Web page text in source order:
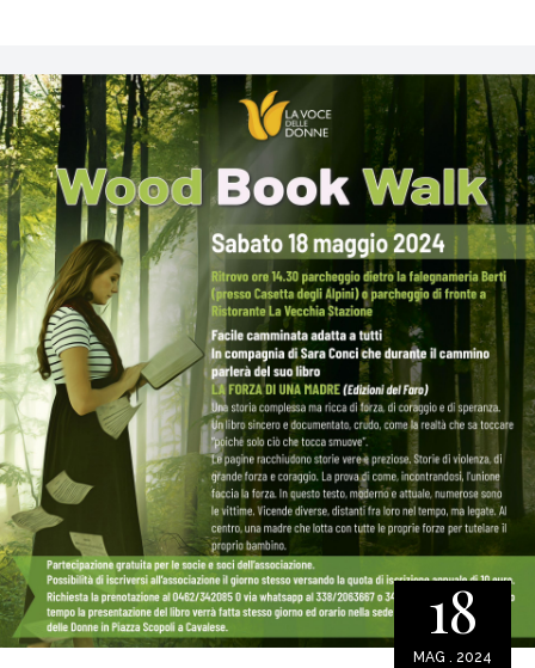
18
MAG . 2024